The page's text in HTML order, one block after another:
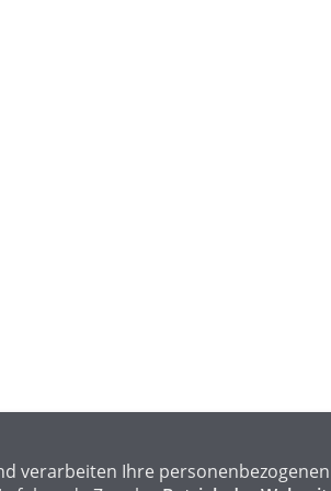
verarbeiten Ihre personenbezogenen